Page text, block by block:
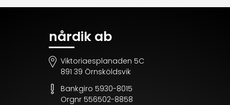
nårdik ab
Viktoriaesplanaden 5C
891 39 Örnsköldsvik
Bankgiro 5930-8015
Orgnr 556502-8858